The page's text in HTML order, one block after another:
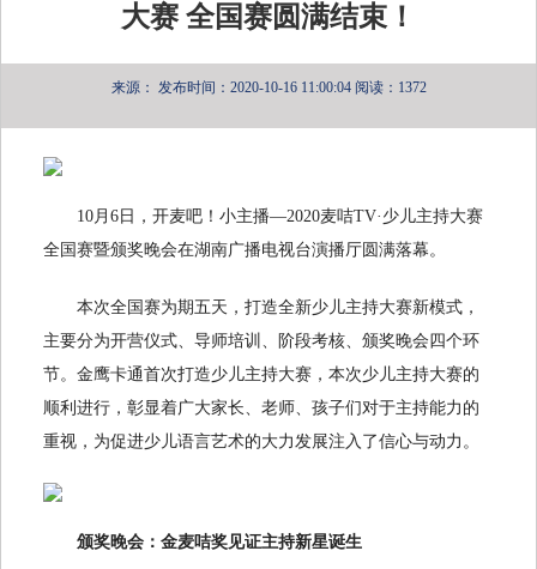
大赛 全国赛圆满结束！
来源： 发布时间：2020-10-16 11:00:04 阅读：1372
10月6日，开麦吧！小主播—2020麦咭TV·少儿主持大赛
全国赛暨颁奖晚会在湖南广播电视台演播厅圆满落幕。
本次全国赛为期五天，打造全新少儿主持大赛新模式，
主要分为开营仪式、导师培训、阶段考核、颁奖晚会四个环
节。金鹰卡通首次打造少儿主持大赛，本次少儿主持大赛的
顺利进行，彰显着广大家长、老师、孩子们对于主持能力的
重视，为促进少儿语言艺术的大力发展注入了信心与动力。
颁奖晚会 ：金麦咭奖见证主持新星诞生